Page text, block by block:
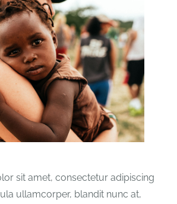
sit amet, consectetur adipiscing
ullamcorper, blandit nunc at,